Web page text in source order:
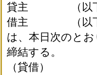
貸主 （以下「
借主 （以下「
は、本日次のと
締結する。
（貸借）